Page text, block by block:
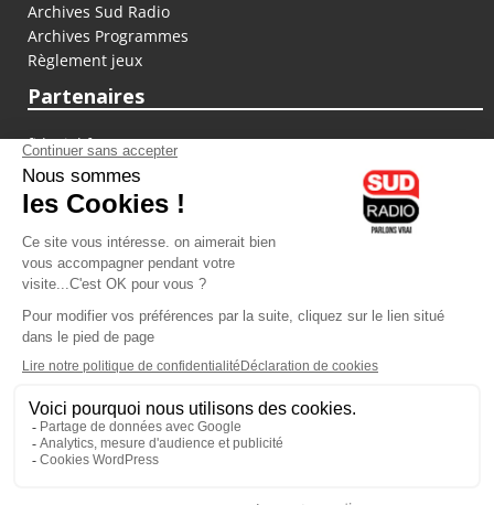
Archives Sud Radio
Archives Programmes
Règlement jeux
Partenaires
fiducial.fr
lyoncapitale.fr
olympique-et-lyonnais.com
L'application Iphone / Android
Téléchargez l'application
Les cookies
Gestion des cookies
Crédit photos : ©Sud Radio / Pierre Olivier